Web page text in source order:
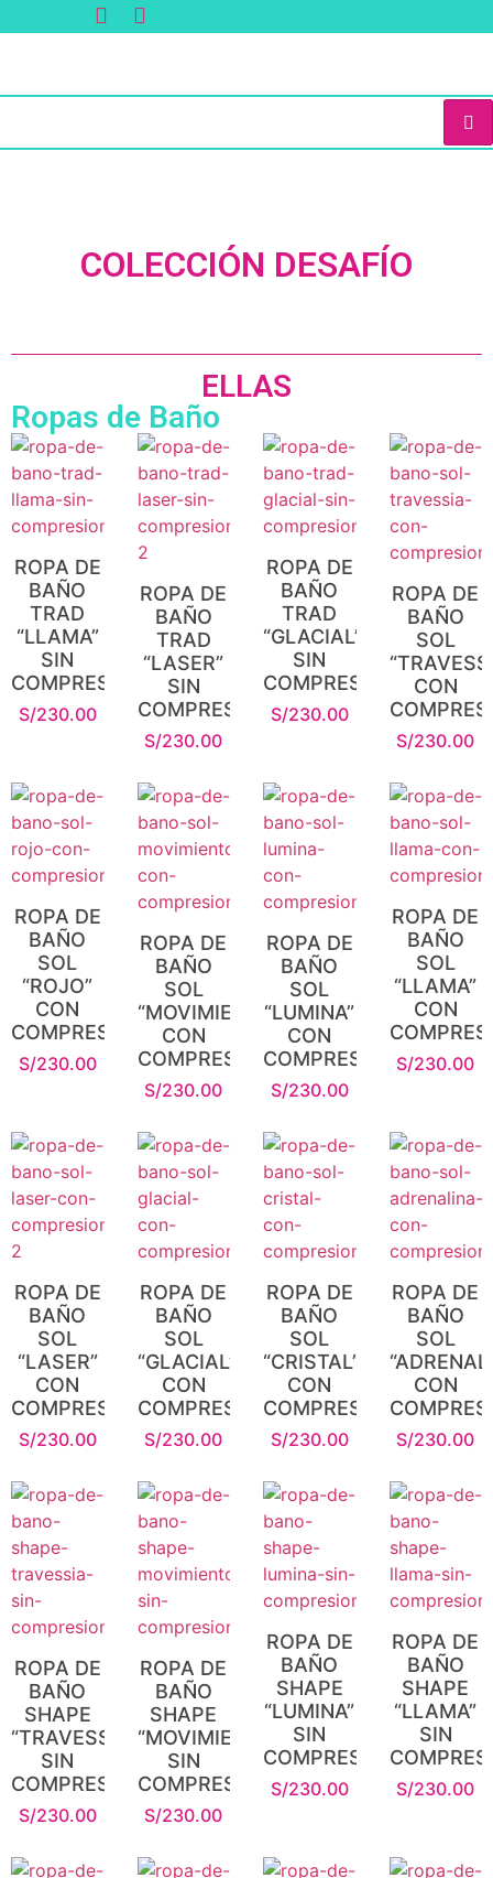
COLECCIÓN DESAFÍO
ELLAS
Ropas de Baño
ROPA DE
BAÑO
TRAD
“LLAMA”
SIN
COMPRESIÓN
S/230.00
ROPA DE
BAÑO
TRAD
“LASER”
SIN
COMPRESIÓN
S/230.00
ROPA DE
BAÑO
TRAD
“GLACIAL”
SIN
COMPRESIÓN
S/230.00
ROPA DE
BAÑO
SOL
CON
S/230.00
ROPA DE
BAÑO
SOL
“ROJO”
CON
COMPRESIÓN
S/230.00
ROPA DE
BAÑO
SOL
“MOVIMIENTO”
CON
COMPRESIÓN
S/230.00
ROPA DE
BAÑO
SOL
“LUMINA”
CON
COMPRESIÓN
S/230.00
ROPA DE
BAÑO
SOL
“LLAMA”
CON
S/230.00
ROPA DE
BAÑO
SOL
“LASER”
CON
COMPRESIÓN
S/230.00
ROPA DE
BAÑO
SOL
“GLACIAL”
CON
COMPRESIÓN
S/230.00
ROPA DE
BAÑO
SOL
“CRISTAL”
CON
COMPRESIÓN
S/230.00
ROPA DE
BAÑO
SOL
CON
S/230.00
ROPA DE
BAÑO
SHAPE
“TRAVESSIA”
SIN
COMPRESIÓN
S/230.00
ROPA DE
BAÑO
SHAPE
“MOVIMIENTO”
SIN
COMPRESIÓN
S/230.00
ROPA DE
BAÑO
SHAPE
“LUMINA”
SIN
COMPRESIÓN
S/230.00
ROPA DE
BAÑO
SHAPE
“LLAMA”
SIN
S/230.00